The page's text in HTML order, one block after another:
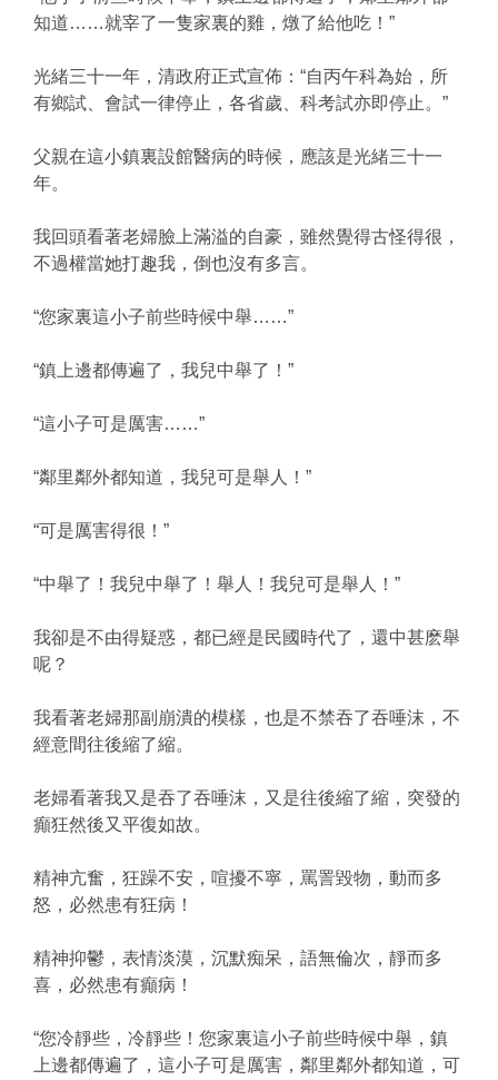
知道……就宰了一隻家裏的雞，燉了給他吃！”
光緒三十一年，清政府正式宣佈：“自丙午科為始，所
有鄉試、會試一律停止，各省歲、科考試亦即停止。”
父親在這小鎮裏設館醫病的時候，應該是光緒三十一
年。
我回頭看著老婦臉上滿溢的自豪，雖然覺得古怪得很，
不過權當她打趣我，倒也沒有多言。
“您家裏這小子前些時候中舉……”
“鎮上邊都傳遍了，我兒中舉了！”
“這小子可是厲害……”
“鄰里鄰外都知道，我兒可是舉人！”
“可是厲害得很！”
“中舉了！我兒中舉了！舉人！我兒可是舉人！”
我卻是不由得疑惑，都已經是民國時代了，還中甚麽舉
呢？
我看著老婦那副崩潰的模樣，也是不禁吞了吞唾沫，不
經意間往後縮了縮。
老婦看著我又是吞了吞唾沫，又是往後縮了縮，突發的
癲狂然後又平復如故。
精神亢奮，狂躁不安，喧擾不寧，罵詈毀物，動而多
怒，必然患有狂病！
精神抑鬱，表情淡漠，沉默痴呆，語無倫次，靜而多
喜，必然患有癲病！
“您冷靜些，冷靜些！您家裏這小子前些時候中舉，鎮
上邊都傳遍了，這小子可是厲害，鄰里鄰外都知道，可